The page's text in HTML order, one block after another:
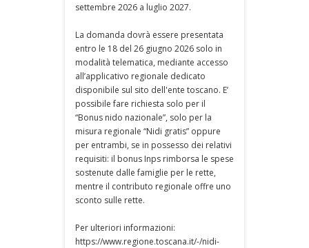
settembre 2026 a luglio 2027.
La domanda dovrà essere presentata
entro le 18 del 26 giugno 2026 solo in
modalità telematica, mediante accesso
all’applicativo regionale dedicato
disponibile sul sito dell'ente toscano. E’
possibile fare richiesta solo per il
“Bonus nido nazionale”, solo per la
misura regionale “Nidi gratis” oppure
per entrambi, se in possesso dei relativi
requisiti: il bonus Inps rimborsa le spese
sostenute dalle famiglie per le rette,
mentre il contributo regionale offre uno
sconto sulle rette.
Per ulteriori informazioni:
https://www.regione.toscana.it/-/nidi-